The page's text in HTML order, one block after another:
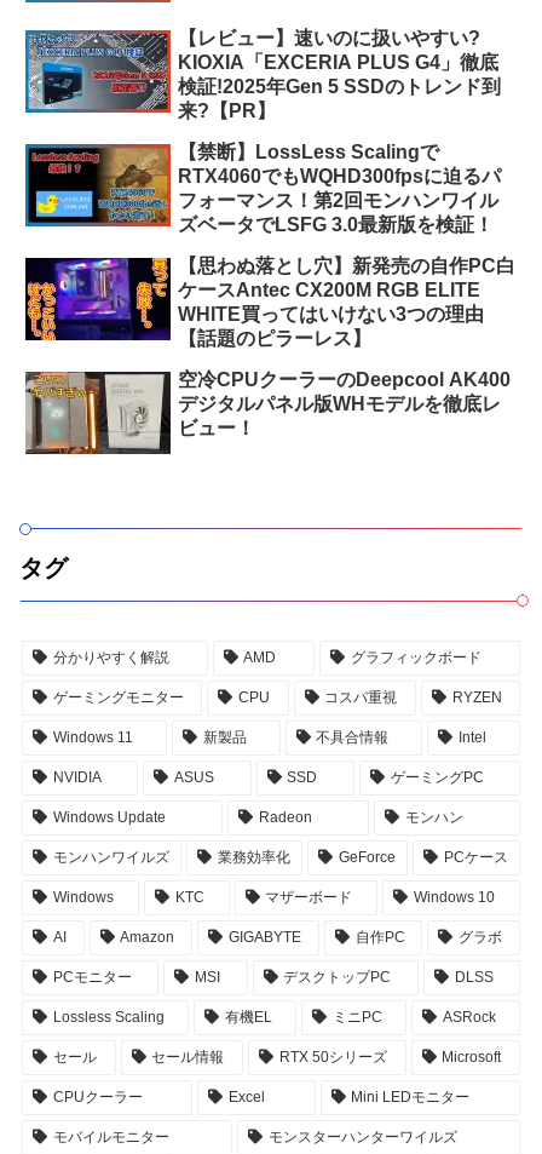
【レビュー】速いのに扱いやすい?
KIOXIA「EXCERIA PLUS G4」徹底
検証!2025年Gen 5 SSDのトレンド到
来?【PR】
【禁断】LossLess Scalingで
RTX4060でもWQHD300fpsに迫るパ
フォーマンス！第2回モンハンワイル
ズベータでLSFG 3.0最新版を検証！
【思わぬ落とし穴】新発売の自作PC白
ケースAntec CX200M RGB ELITE
WHITE買ってはいけない3つの理由
【話題のピラーレス】
空冷CPUクーラーのDeepcool AK400
デジタルパネル版WHモデルを徹底レ
ビュー！
タグ
分かりやすく解説 AMD グラフィックボード
ゲーミングモニター CPU コスパ重視 RYZEN
Windows 11 新製品 不具合情報 Intel
NVIDIA ASUS SSD ゲーミングPC
Windows Update Radeon モンハン
モンハンワイルズ 業務効率化 GeForce PCケース
Windows KTC マザーボード Windows 10
AI Amazon GIGABYTE 自作PC グラボ
PCモニター MSI デスクトップPC DLSS
Lossless Scaling 有機EL ミニPC ASRock
セール セール情報 RTX 50シリーズ Microsoft
CPUクーラー Excel Mini LEDモニター
モバイルモニター モンスターハンターワイルズ